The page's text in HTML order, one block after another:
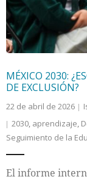
MÉXICO 2030:
DE EXCLUSIÓN?
22 de abril de 2026
2030, aprendizaje,
Seguimiento de la
El informe